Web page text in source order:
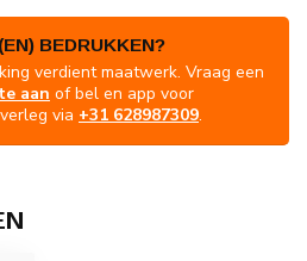
BEDRUKKEN?
verdient maatwerk. Vraag een
aan of bel en app voor
via +31 628987309.